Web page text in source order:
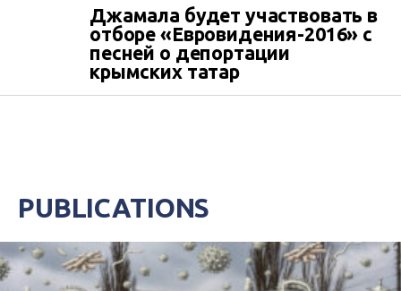
Джамала будет участвовать в
отборе «Евровидения-2016» с
песней о депортации
крымских татар
PUBLICATIONS